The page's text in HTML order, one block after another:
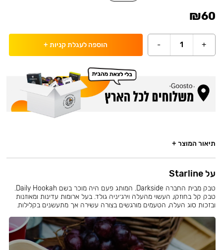
₪60
+
1
- הוספה לעגלת קניות +
תיאור המוצר +
על Starline
טבק מבית החברה Darkside. המותג פעם היה מוכר בשם Daily Hookah.
טבק קל בחוזקו, העשוי מהעלה וירג׳יניה גולד. בעל ארומות עדינות ומאוזנות
ובזכות סוג העלה, הטעמים מורגשים בצורה עשירה אך מתעשנים בקלילות.